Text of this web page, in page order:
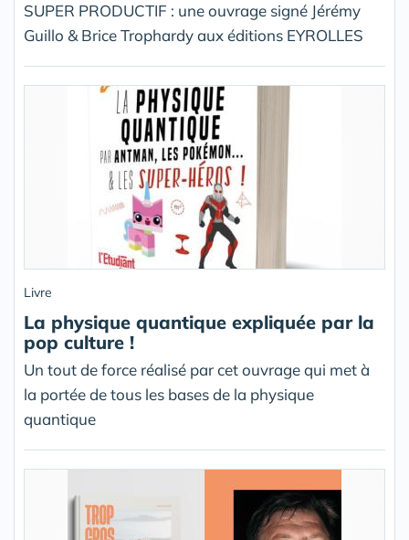
SUPER PRODUCTIF : une ouvrage signé Jérémy
Guillo & Brice Trophardy aux éditions EYROLLES
Livre
La physique quantique expliquée par la
pop culture !
Un tout de force réalisé par cet ouvrage qui met à
la portée de tous les bases de la physique
quantique